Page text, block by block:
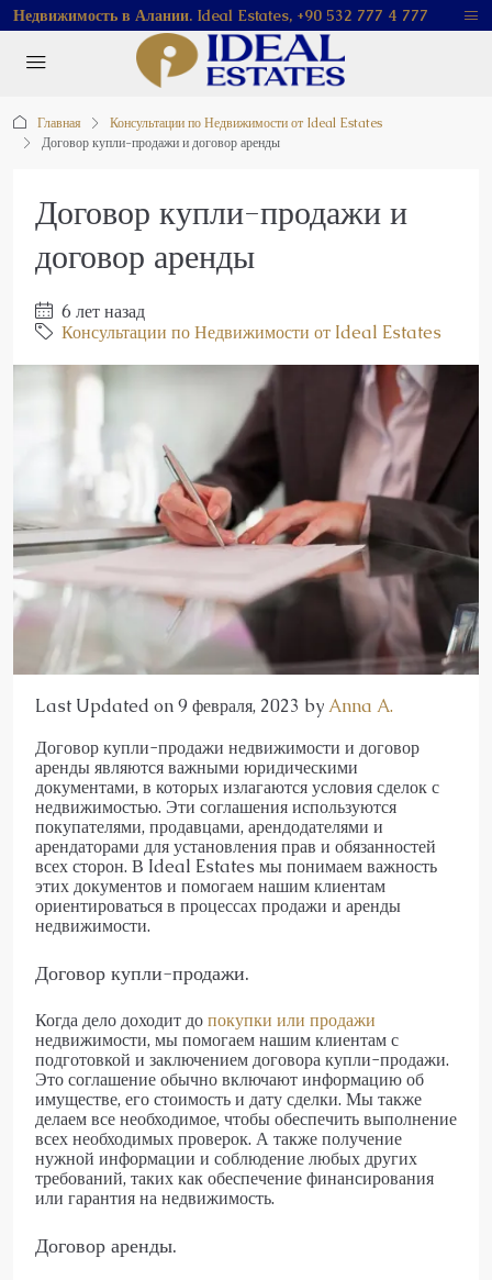
Недвижимость в Алании. Ideal Estates, +90 532 777 4 777
Главная
Консультации по Недвижимости от Ideal Estates
Договор купли-продажи и договор аренды
Договор купли-продажи и
договор аренды
6 лет назад
Консультации по Недвижимости от Ideal Estates
Last Updated on 9 февраля, 2023 byAnna A.
Договор купли-продажи недвижимости и договор
аренды являются важными юридическими
документами, в которых излагаются условия сделок с
недвижимостью. Эти соглашения используются
покупателями, продавцами, арендодателями и
арендаторами для установления прав и обязанностей
всех сторон. В Ideal Estates мы понимаем важность
этих документов и помогаем нашим клиентам
ориентироваться в процессах продажи и аренды
недвижимости.
Договор купли-продажи.
Когда дело доходит допокупки или продажи
недвижимости, мы помогаем нашим клиентам с
подготовкой и заключением договора купли-продажи.
Это соглашение обычно включают информацию об
имуществе, его стоимость и дату сделки. Мы также
делаем все необходимое, чтобы обеспечить выполнение
всех необходимых проверок. А также получение
нужной информации и соблюдение любых других
требований, таких как обеспечение финансирования
или гарантия на недвижимость.
Договор аренды.